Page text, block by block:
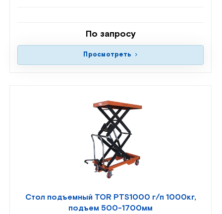
По запросу
Просмотреть
Стол подъемный TOR PTS1000 г/п 1000кг,
подъем 500-1700мм